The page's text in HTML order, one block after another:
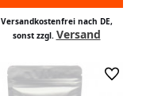
Versandkostenfrei nach DE,
sonst zzgl. Versand